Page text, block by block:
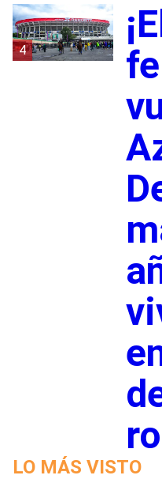
4
LO MÁS VISTO